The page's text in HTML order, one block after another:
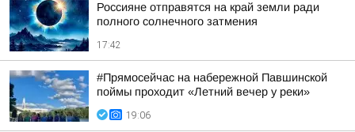
Россияне отправятся на край земли ради
полного солнечного затмения
17:42
#Прямосейчас на набережной Павшинской
поймы проходит «Летний вечер у реки»
19:06